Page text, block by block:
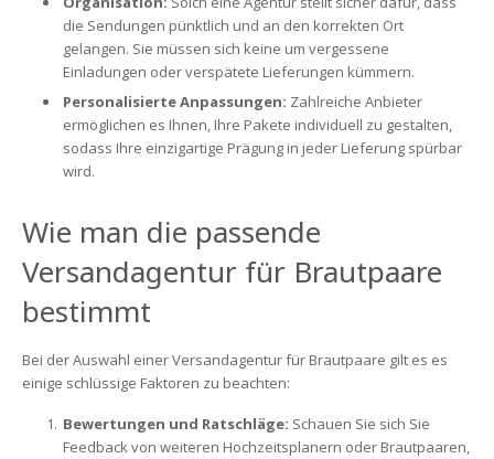
die Sendungen pünktlich und an den korrekten Ort
gelangen. Sie müssen sich keine um vergessene
Einladungen oder verspätete Lieferungen kümmern.
Personalisierte Anpassungen: Zahlreiche Anbieter
ermöglichen es Ihnen, Ihre Pakete individuell zu gestalten,
sodass Ihre einzigartige Prägung in jeder Lieferung spürbar
wird.
Wie man die passende
Versandagentur für Brautpaare
bestimmt
Bei der Auswahl einer Versandagentur für Brautpaare gilt es es
einige schlüssige Faktoren zu beachten:
Bewertungen und Ratschläge: Schauen Sie sich Sie
Feedback von weiteren Hochzeitsplanern oder Brautpaaren,